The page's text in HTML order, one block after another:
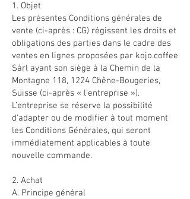
1. Objet
Les présentes Conditions générales de
vente (ci-après : CG) régissent les droits et
obligations des parties dans le cadre des
ventes en lignes proposées par kojo.coffee
Sàrl ayant son siège à la Chemin de la
Montagne 118, 1224 Chêne-Bougeries,
Suisse (ci-après « l’entreprise »).
L’entreprise se réserve la possibilité
d'adapter ou de modifier à tout moment
les Conditions Générales, qui seront
immédiatement applicables à toute
nouvelle commande.
2. Achat
A. Principe général